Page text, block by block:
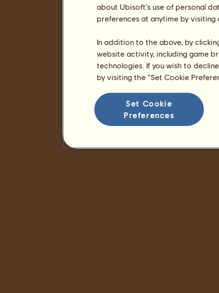
about Ubisoft's use of personal
preferences at anytime by
In addition to the above, by
website activity, including game
technologies. If you wish to
by visiting the “Set Cookie
Set Cookie
Preferences